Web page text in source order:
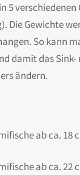
5
Die Gewichte
So kann
damit das Sink-
ändern.
ab ca. 18
ab ca. 22